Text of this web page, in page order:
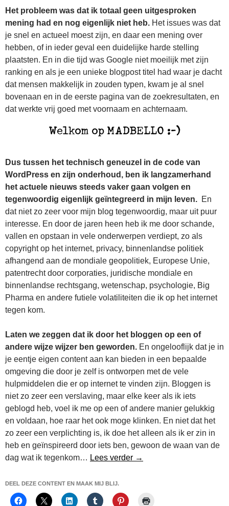
Het probleem was dat ik totaal geen uitgesproken
mening had en nog eigenlijk niet heb. Het issues was dat
je snel en actueel moest zijn, en daar een mening over
hebben, of in ieder geval een duidelijke harde stelling
plaatsten. En in die tijd was Google niet moeilijk met zijn
ranking en als je een unieke blogpost titel had waar je dacht
dat mensen makkelijk in zouden typen, kwam je al snel
bovenaan en in de eerste pagina van de zoekresultaten, en
dat werkte vrij goed met voornaam en achternaam.
Dus tussen het technisch geneuzel in de code van
WordPress en zijn onderhoud, ben ik langzamerhand
het actuele nieuws steeds vaker gaan volgen en
tegenwoordig eigenlijk geïntegreerd in mijn leven. En
dat niet zo zeer voor mijn blog tegenwoordig, maar uit puur
interesse. En door de jaren heen heb ik me door schande,
vallen en opstaan in vele onderwerpen verdiept, zo als
copyright op het internet, privacy, binnenlandse politiek
afhangend aan de mondiale geopolitiek, Europese Unie,
patentrecht door corporaties, juridische mondiale en
binnenlandse rechtsgang, wetenschap, psychologie, Big
Pharma en andere futiele volatiliteiten die ik op het internet
tegen kom.
Laten we zeggen dat ik door het bloggen op een of
andere wijze wijzer ben geworden. En ongelooflijk dat je in
je eentje eigen content aan kan bieden in een bepaalde
omgeving die door je zelf is ontworpen met de vele
hulpmiddelen die er op internet te vinden zijn. Bloggen is
niet zo zeer een verslaving, maar elke keer als ik iets
geblogd heb, voel ik me op een of andere manier gelukkig
en voldaan, hoe raar het ook moge klinken. En niet dat het
zo zeer een verplichting is, ik doe het alleen als ik er zin in
heb en geïnspireerd door iets ben, gewoon de waan van de
dag wat ik tegenkom… Lees verder Wat Heeft Bloggen Met
→
DEEL DEZE CONTENT EN MAAK MIJ BLIJ.